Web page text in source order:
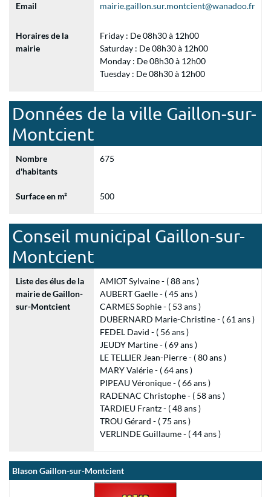
Email mairie.gaillon.sur.montcient@wanadoo.fr
Horaires de la
mairie
Friday : De 08h30 à 12h00
Saturday : De 08h30 à 12h00
Monday : De 08h30 à 12h00
Tuesday : De 08h30 à 12h00
Données de la ville Gaillon-sur-
Montcient
Nombre
d'habitants
675
Surface en m² 500
Conseil municipal Gaillon-sur-
Montcient
Liste des élus de la
mairie de Gaillon-
sur-Montcient
AMIOT Sylvaine - ( 88 ans )
AUBERT Gaelle - ( 45 ans )
CARMES Sophie - ( 53 ans )
DUBERNARD Marie-Christine - ( 61 ans )
FEDEL David - ( 56 ans )
JEUDY Martine - ( 69 ans )
LE TELLIER Jean-Pierre - ( 80 ans )
MARY Valérie - ( 64 ans )
PIPEAU Véronique - ( 66 ans )
RADENAC Christophe - ( 58 ans )
TARDIEU Frantz - ( 48 ans )
TROU Gérard - ( 75 ans )
VERLINDE Guillaume - ( 44 ans )
Blason Gaillon-sur-Montcient